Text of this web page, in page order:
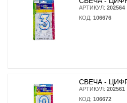
АРТИКУЛ: 202564
КОД: 106676
СВЕЧА -
АРТИКУЛ: 202561
КОД: 106672